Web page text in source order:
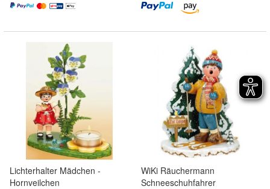
Lichterhalter Mädchen -
Hornveilchen
WiKi Räuchermann
Schneeschuhfahrer